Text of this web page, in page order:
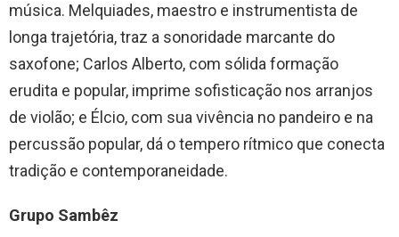
música. Melquiades, maestro e instrumentista de
longa trajetória, traz a sonoridade marcante do
saxofone; Carlos Alberto, com sólida formação
erudita e popular, imprime sofisticação nos arranjos
de violão; e Élcio, com sua vivência no pandeiro e na
percussão popular, dá o tempero rítmico que conecta
tradição e contemporaneidade.
Grupo Sambêz